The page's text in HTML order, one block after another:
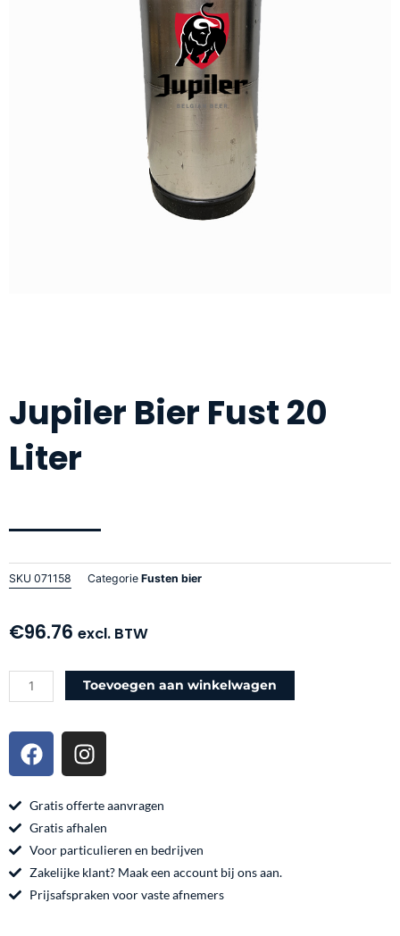
Jupiler Bier Fust 20
Liter
SKU 071158 Categorie Fusten bier
€96.76 excl. BTW
Jupiler
Bier
20
Liter
Toevoegen aan winkelwagen
F
a
e
b
o
o
k
I
n
t
a
g
r
a
Gratis offerte aanvragen
Gratis afhalen
Voor particulieren en bedrijven
Zakelijke klant? Maak een account bij ons aan.
Prijsafspraken voor vaste afnemers